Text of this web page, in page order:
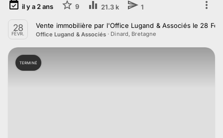
il y a 2ans 9 21.3 k 1
28
FÉVR.
Vente immobilière par l'Office Lugand & Associés le 28
Office Lugand & Associés· Dinard, Bretagne
TERMINÉ